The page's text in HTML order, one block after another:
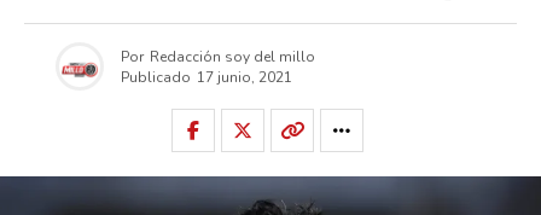
Por Redacción soy del millo
Publicado 17 junio, 2021